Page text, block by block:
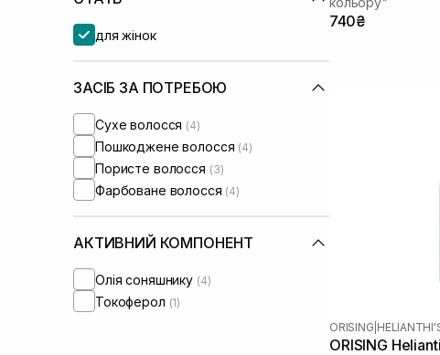
для жінок
ЗАСІБ ЗА ПОТРЕБОЮ
Сухе волосся (4)
Пошкоджене волосся (4)
Пористе волосся (3)
Фарбоване волосся (4)
АКТИВНИЙ КОМПОНЕНТ
Олія соняшнику (4)
Токоферол (1)
740₴
ORISING
ORISING